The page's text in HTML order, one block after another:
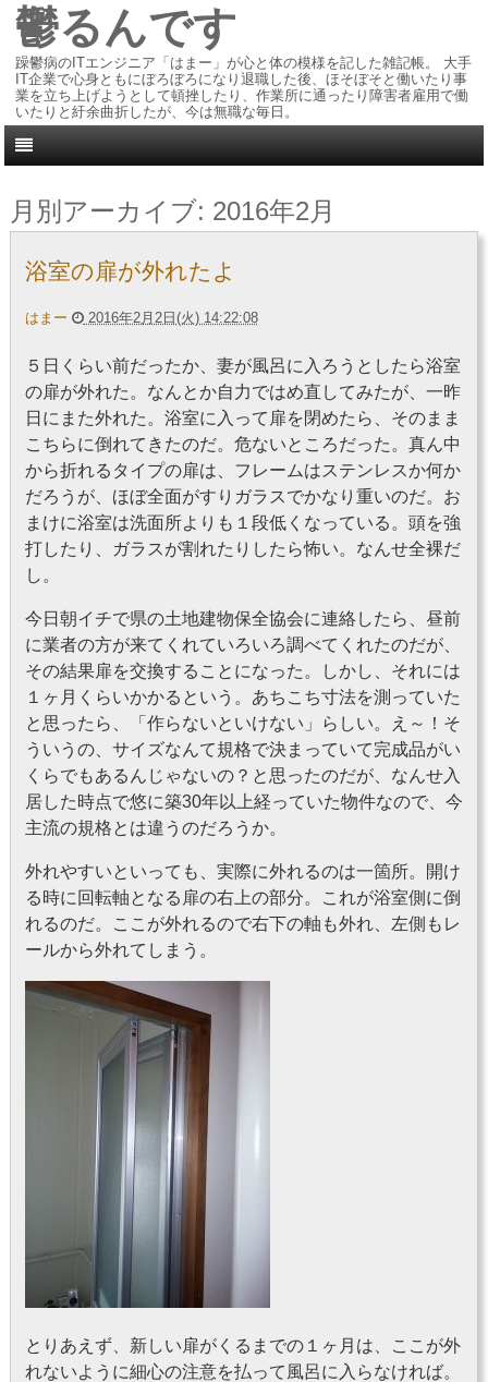
鬱るんです
躁鬱病のITエンジニア「はまー」が心と体の模様を記した雑記帳。 大手
IT企業で心身ともにぼろぼろになり退職した後、ほそぼそと働いたり事
業を立ち上げようとして頓挫したり、作業所に通ったり障害者雇用で働
いたりと紆余曲折したが、今は無職な毎日。
月別アーカイブ: 2016年2月
浴室の扉が外れたよ
はまー 2016年2月2日(火) 14:22:08
５日くらい前だったか、妻が風呂に入ろうとしたら浴室
の扉が外れた。なんとか自力ではめ直してみたが、一昨
日にまた外れた。浴室に入って扉を閉めたら、そのまま
こちらに倒れてきたのだ。危ないところだった。真ん中
から折れるタイプの扉は、フレームはステンレスか何か
だろうが、ほぼ全面がすりガラスでかなり重いのだ。お
まけに浴室は洗面所よりも１段低くなっている。頭を強
打したり、ガラスが割れたりしたら怖い。なんせ全裸だ
し。
今日朝イチで県の土地建物保全協会に連絡したら、昼前
に業者の方が来てくれていろいろ調べてくれたのだが、
その結果扉を交換することになった。しかし、それには
１ヶ月くらいかかるという。あちこち寸法を測っていた
と思ったら、「作らないといけない」らしい。え～！そ
ういうの、サイズなんて規格で決まっていて完成品がい
くらでもあるんじゃないの？と思ったのだが、なんせ入
居した時点で悠に築30年以上経っていた物件なので、今
主流の規格とは違うのだろうか。
外れやすいといっても、実際に外れるのは一箇所。開け
る時に回転軸となる扉の右上の部分。これが浴室側に倒
れるのだ。ここが外れるので右下の軸も外れ、左側もレ
ールから外れてしまう。
とりあえず、新しい扉がくるまでの１ヶ月は、ここが外
れないように細心の注意を払って風呂に入らなければ。